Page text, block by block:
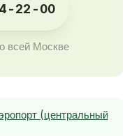
22-00
всей Москве
(центральный